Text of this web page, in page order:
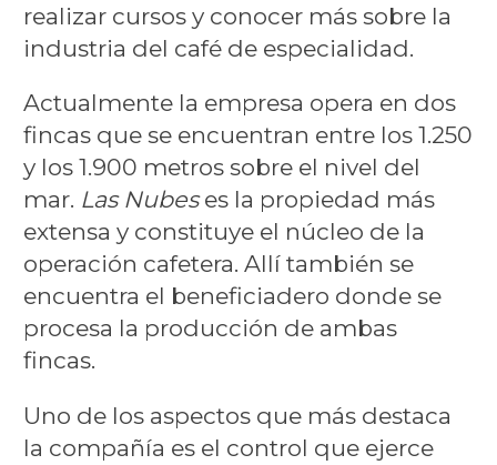
realizar cursos y conocer más sobre la
industria del café de especialidad.
Actualmente la empresa opera en dos
fincas que se encuentran entre los 1.250
y los 1.900 metros sobre el nivel del
mar. Las Nubeses la propiedad más
extensa y constituye el núcleo de la
operación cafetera. Allí también se
encuentra el beneficiadero donde se
procesa la producción de ambas
fincas.
Uno de los aspectos que más destaca
la compañía es el control que ejerce